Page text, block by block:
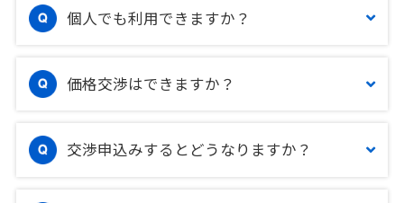
個人でも利用できますか？
価格交渉はできますか？
交渉申込みするとどうなりますか？